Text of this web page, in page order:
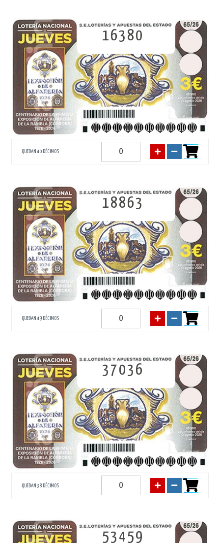
16380
QUEDAN 40 DÉCIMOS
18863
QUEDAN 49 DÉCIMOS
37036
QUEDAN 38 DÉCIMOS
53459